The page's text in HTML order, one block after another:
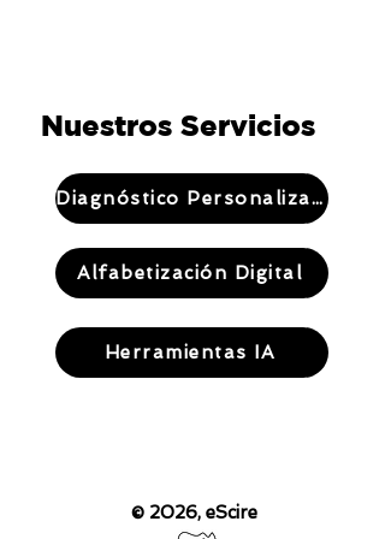
Nuestros Servicios
Diagnóstico Personalizado
Alfabetización Digital
Herramientas IA
© 2026,eScire